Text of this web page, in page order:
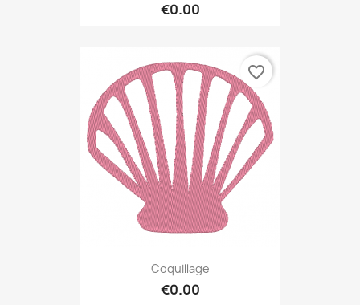
€0.00
Coquillage
€0.00
favorite_border